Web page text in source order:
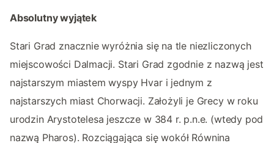
Absolutny wyjątek
Stari Grad znacznie wyróżnia się na tle niezliczonych
miejscowości Dalmacji. Stari Grad zgodnie z nazwą jest
najstarszym miastem wyspy Hvar i jednym z
najstarszych miast Chorwacji. Założyli je Grecy w roku
urodzin Arystotelesa jeszcze w 384 r. p.n.e. (wtedy pod
nazwą Pharos). Rozciągająca się wokół Równina